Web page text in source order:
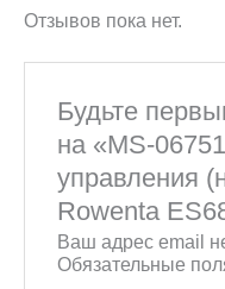
Отзывов пока нет.
Будьте
на «MS-
управления
Rowenta
Ваш адрес email
Обязательные